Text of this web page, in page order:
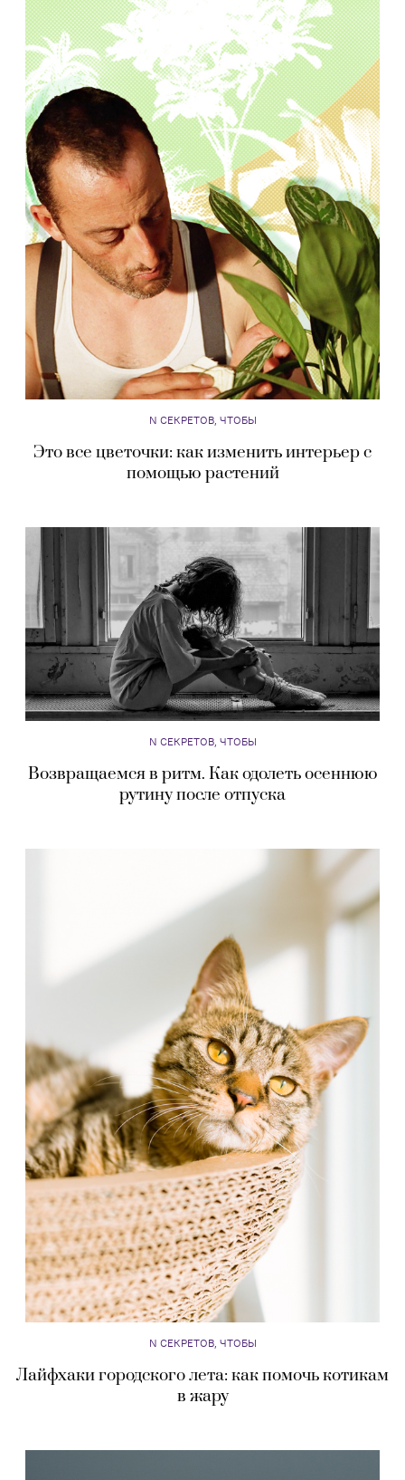
N СЕКРЕТОВ, ЧТОБЫ
Это все цветочки: как изменить интерьер с
помощью растений
N СЕКРЕТОВ, ЧТОБЫ
Возвращаемся в ритм. Как одолеть осеннюю
рутину после отпуска
N СЕКРЕТОВ, ЧТОБЫ
Лайфхаки городского лета: как помочь котикам
в жару